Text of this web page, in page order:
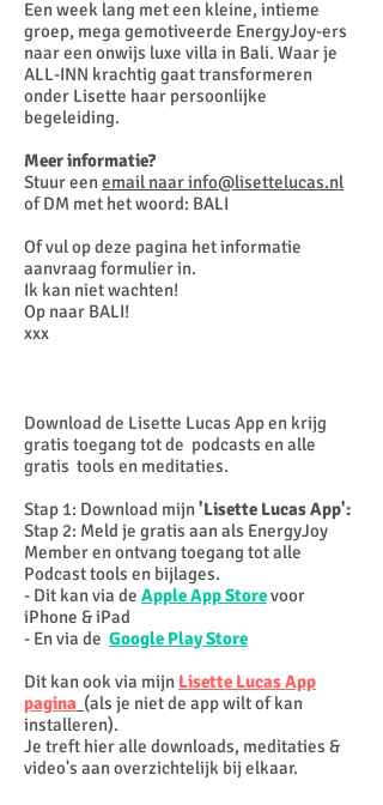
Een week lang met een kleine, intieme
groep, mega gemotiveerde EnergyJoy-ers
naar een onwijs luxe villa in Bali. Waar je
ALL-INN krachtig gaat transformeren
onder Lisette haar persoonlijke
begeleiding.
Meer informatie?
Stuur eenemail naar info@lisettelucas.nl
of DM met het woord: BALI
Of vul op deze pagina het informatie
aanvraag formulier in.
Ik kan niet wachten!
Op naar BALI!
xxx
Download de Lisette Lucas App en krijg
gratis toegang tot de podcasts en alle
gratis tools en meditaties.
Stap 1: Download mijn'Lisette Lucas App':
Stap 2: Meld je gratis aan als EnergyJoy
Member en ontvang toegang tot alle
Podcast tools en bijlages.
- Dit kan via de Apple App Storevoor
iPhone & iPad
- En via de Google Play Store
Dit kan ook via mijn Lisette Lucas App
pagina (als je niet de app wilt of kan
installeren).
Je treft hier alle downloads, meditaties &
video's aan overzichtelijk bij elkaar.